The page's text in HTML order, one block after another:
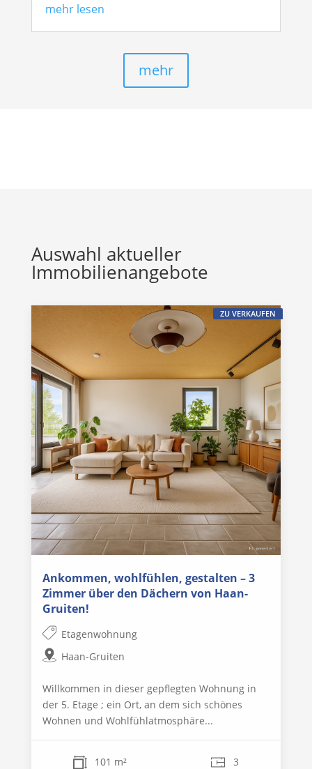
mehr lesen
mehr
Auswahl aktueller
Immobilienangebote
Ankommen, wohlfühlen, gestalten – 3
Zimmer über den Dächern von Haan-
Gruiten!
Etagenwohnung
Haan-Gruiten
Willkommen in dieser gepflegten Wohnung in
der 5. Etage ; ein Ort, an dem sich schönes
Wohnen und Wohlfühlatmosphäre...
101 m² 3
ZU VERKAUFEN